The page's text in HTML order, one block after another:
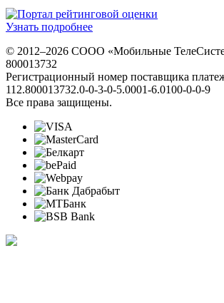
Узнать подробнее
© 2012–2026 СООО «Мобильные
800013732
Регистрационный номер поставщика
112.800013732.0-0-3-0-5.0001-6.0100-0-0-9
Все права защищены.